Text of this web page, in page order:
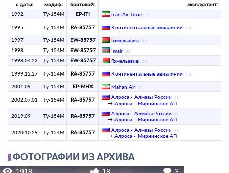
с даты: модиф.: бортовой:
эксплуатант:
1992
Ту-154М EP-ITI Iran Air Tours ir
1995 Ту-154М RA-85757 Континентальные авиалинии ru
1997 Ту-154М EW-85757 Гомельавиа by
1998
Ту-154М EW-85757 Imair az
1998.04.23
Ту-154М EW-85757 Гомельавиа by
1999.12.27 Ту-154М RA-85757 Континентальные авиалинии ru
2001.09 Ту-154М EP-MHX Mahan Air ir
2002.07.01 Ту-154М RA-85757 Алроса - Алмазы России ru
→ Алроса - Мирнинское АП
2019.09 Ту-154М RA-85757 Алроса - Алмазы России ru
→ Алроса - Мирнинское АП
2020.10.29 Ту-154М RA-85757 Алроса - Алмазы России ru
→ Алроса - Мирнинское АП
ФОТОГРАФИИ ИЗ АРХИВА